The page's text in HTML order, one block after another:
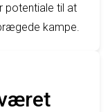
potentiale til at
kampe.